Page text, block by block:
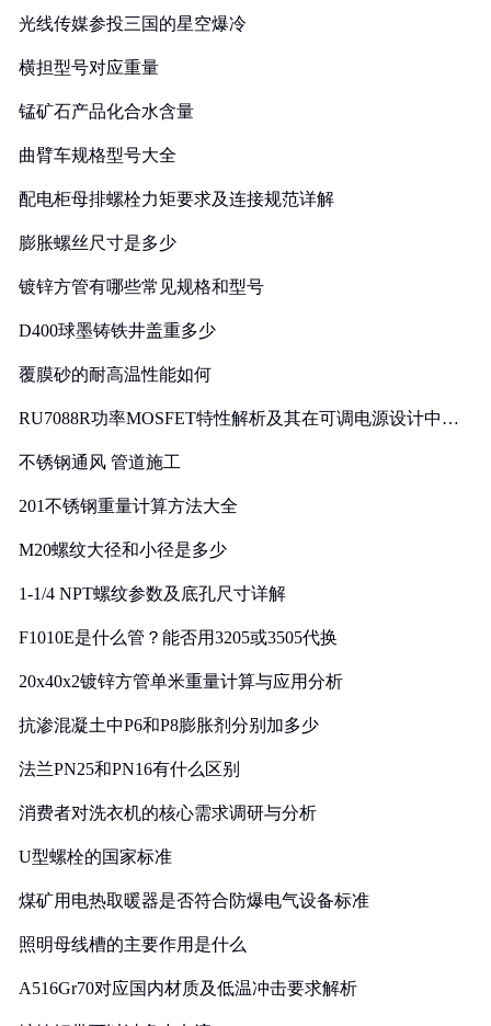
光线传媒参投三国的星空爆冷
横担型号对应重量
锰矿石产品化合水含量
曲臂车规格型号大全
配电柜母排螺栓力矩要求及连接规范详解
膨胀螺丝尺寸是多少
镀锌方管有哪些常见规格和型号
D400球墨铸铁井盖重多少
覆膜砂的耐高温性能如何
RU7088R功率MOSFET特性解析及其在可调电源设计中的
不锈钢通风 管道施工
201不锈钢重量计算方法大全
M20螺纹大径和小径是多少
1-1/4 NPT螺纹参数及底孔尺寸详解
F1010E是什么管？能否用3205或3505代换
20x40x2镀锌方管单米重量计算与应用分析
抗渗混凝土中P6和P8膨胀剂分别加多少
法兰PN25和PN16有什么区别
消费者对洗衣机的核心需求调研与分析
U型螺栓的国家标准
煤矿用电热取暖器是否符合防爆电气设备标准
照明母线槽的主要作用是什么
A516Gr70对应国内材质及低温冲击要求解析